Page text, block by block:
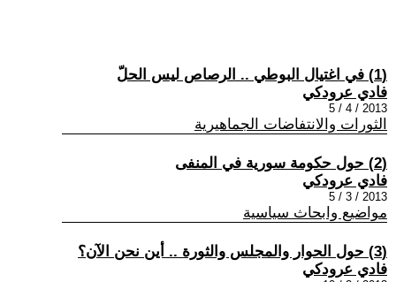
(1) في اغتيال البوطي .. الرصاص ليس الحلّ
فادي عرودكي
2013 / 4 / 5
الثورات والانتفاضات الجماهيرية
(2) حول حكومة سورية في المنفى
فادي عرودكي
2013 / 3 / 5
مواضيع وابحاث سياسية
(3) حول الحوار والمجلس والثورة .. أين نحن الآن؟
فادي عرودكي